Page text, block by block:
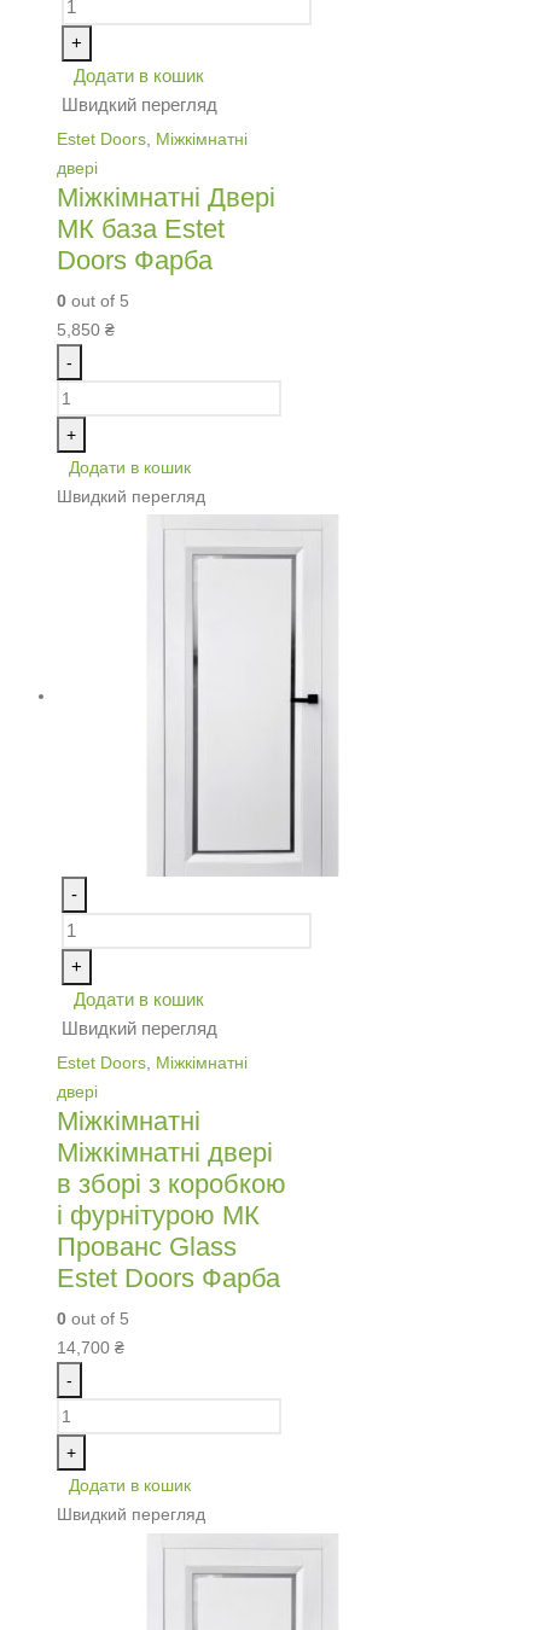
+
Додати в кошик
Швидкий перегляд
Estet Doors Міжкімнатні
двері
Міжкімнатні Двері
МК база Estet
Doors Фарба
0 out of 5
5,850 ₴
-
+
Додати в кошик
Швидкий перегляд
-
+
Додати в кошик
Швидкий перегляд
Estet Doors Міжкімнатні
двері
Міжкімнатні
Міжкімнатні двері
в зборі з коробкою
і фурнітурою МК
Прованс Glass
Estet Doors Фарба
0 out of 5
14,700 ₴
-
+
Додати в кошик
Швидкий перегляд